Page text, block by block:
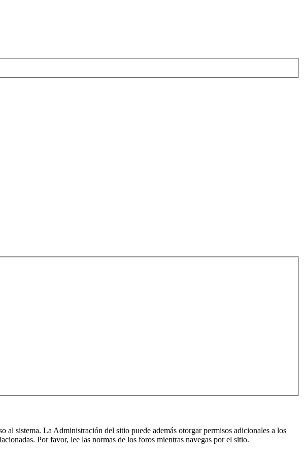
al sistema. La Administración del sitio puede además otorgar permisos adicionales a los
Por favor, lee las normas de los foros mientras navegas por el sitio.